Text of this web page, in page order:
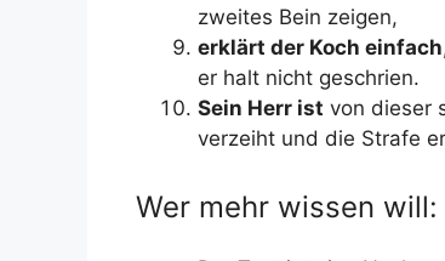
zweites Bein zeigen,
erklärt der Koch einfach
er halt nicht geschrien.
Sein Herr ist von dieser
verzeiht und die Strafe
Wer mehr wissen will: